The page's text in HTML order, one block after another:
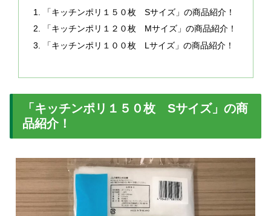
「キッチンポリ１５０枚 Sサイズ」の商品紹介！
「キッチンポリ１２０枚 Mサイズ」の商品紹介！
「キッチンポリ１００枚 Lサイズ」の商品紹介！
「キッチンポリ１５０枚 Sサイズ」の商
品紹介！